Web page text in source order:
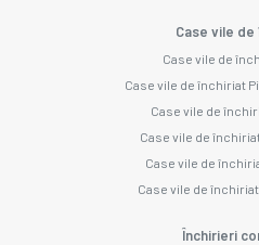
Case vile
Case vile de
Case vile de închiriat
Case vile de
Case vile de
Case vile de
Case vile de
Închirieri